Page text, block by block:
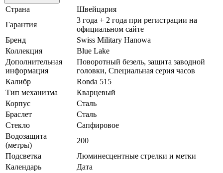
Страна
Швейцария
Гарантия
3 года + 2 года при регистрации на
официальном сайте
Бренд
Swiss Military Hanowa
Коллекция
Blue Lake
Дополнительная
информация
Поворотный безель, защита заводной
головки, Специальная серия часов
Калибр
Ronda 515
Тип механизма
Кварцевый
Корпус
Сталь
Браслет
Сталь
Стекло
Сапфировое
Водозащита
(метры)
200
Подсветка
Люминесцентные стрелки и метки
Календарь
Дата